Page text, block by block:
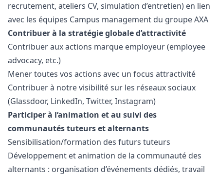
recrutement, ateliers CV, simulation d’entretien) en lien
avec les équipes Campus management du groupe AXA
Contribuer à la stratégie globale d’attractivité
Contribuer aux actions marque employeur (employee
advocacy, etc.)
Mener toutes vos actions avec un focus attractivité
Contribuer à notre visibilité sur les réseaux sociaux
(Glassdoor, LinkedIn, Twitter, Instagram)
Participer à l’animation et au suivi des
communautés tuteurs et alternants
Sensibilisation/formation des futurs tuteurs
Développement et animation de la communauté des
alternants : organisation d’événements dédiés, travail